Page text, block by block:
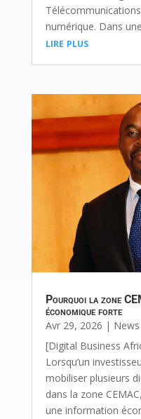
numérique. Dans
lire plus
Pourquoi la zone
économique forte
Avr 29, 2026 | News
[Digital Business
Lorsqu’un
mobiliser plusieurs
dans la zone
une information